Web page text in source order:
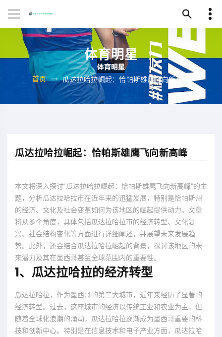
体育明星
首页 瓜达拉哈拉崛起：恰帕斯雄鹰飞向新高峰
瓜达拉哈拉崛起：恰帕斯雄鹰飞向新高峰
本文将深入探讨“瓜达拉哈拉崛起：恰帕斯雄鹰飞向新高峰”的主
题，分析瓜达拉哈拉市在近年来的迅猛发展，特别是恰帕斯州
的经济、文化及社会变革如何为该地区的崛起提供动力。文章
将从多个角度，具体包括瓜达拉哈拉市的经济转型、文化复
兴、社会结构变化等方面进行详细阐述，并展望未来发展趋
势。此外，还会结合瓜达拉哈拉崛起的背景，探讨该地区的未
来潜力及其在墨西哥甚至全球范围内的重要性。
1、瓜达拉哈拉的经济转型
瓜达拉哈拉，作为墨西哥的第二大城市，近年来经历了显著的
经济转型。过去，这座城市的经济以传统工业和农业为主，但
随着全球化浪潮的涌动，瓜达拉哈拉逐渐成为墨西哥重要的科
技和创新中心。特别是在信息技术和电子产业方面，瓜达拉哈